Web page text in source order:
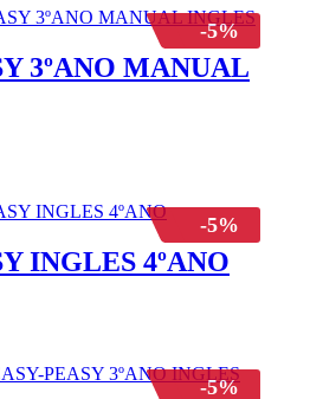
-5%
3ºANO MANUAL
-5%
INGLES 4ºANO
-5%